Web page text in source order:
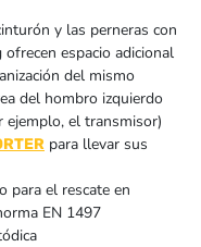
y las perneras con
ofrecen espacio adicional
del mismo
del hombro izquierdo
ejemplo, el transmisor)
para llevar sus
para el rescate en
EN 1497